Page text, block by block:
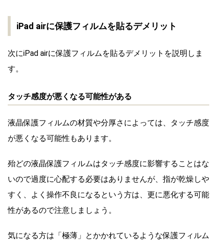
iPad airに保護フィルムを貼るデメリット
次にiPad airに保護フィルムを貼るデメリットを説明しま
す。
タッチ感度が悪くなる可能性がある
液晶保護フィルムの材質や分厚さによっては、タッチ感度
が悪くなる可能性もあります。
殆どの液晶保護フィルムはタッチ感度に影響することはな
いので過度に心配する必要はありませんが、指が乾燥しや
すく、よく操作不良になるという方は、更に悪化する可能
性があるので注意しましょう。
気になる方は「極薄」とかかれているような保護フィルム